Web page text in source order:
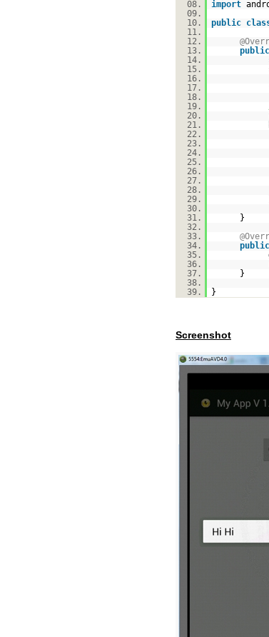
08.
import
09.
10.
public
11.
12.
13.
public
14.
15.
16.
17.
18.
19.
20.
21.
22.
23.
24.
25.
26.
27.
28.
29.
30.
31.
}
32.
33.
34.
public
35.
36.
37.
}
38.
39.
}
Screenshot